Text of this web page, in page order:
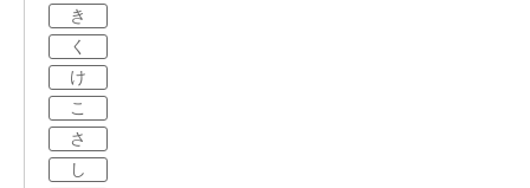
き
く
け
こ
さ
し